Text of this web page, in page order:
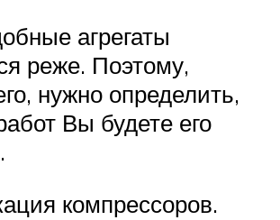
агрегаты
реже. Поэтому,
нужно определить,
Вы будете его
компрессоров.